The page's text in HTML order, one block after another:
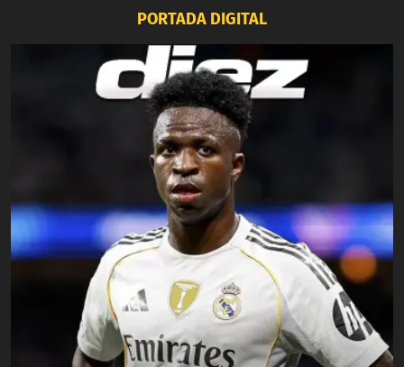
PORTADA DIGITAL